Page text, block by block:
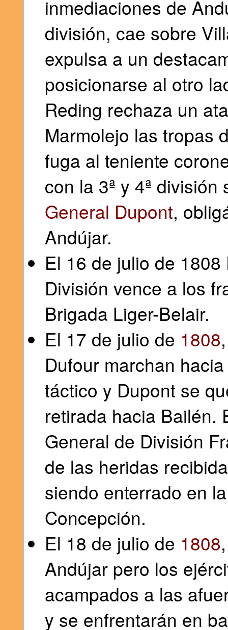
inmediaciones de
división, cae sobre
expulsa a un
posicionarse al otro
Reding rechaza un
Marmolejo las tropas
fuga al teniente
con la 3ª y 4ª
General Dupont,
Andújar.
El 16 de julio de
División vence a los
Brigada Liger-Belair.
El 17 de julio de 1808
Dufour marchan
táctico y Dupont se
retirada hacia Bailén.
General de División
de las heridas
siendo enterrado en
Concepción.
El 18 de julio de 1808
Andújar pero los
acampados a las
y se enfrentarán en